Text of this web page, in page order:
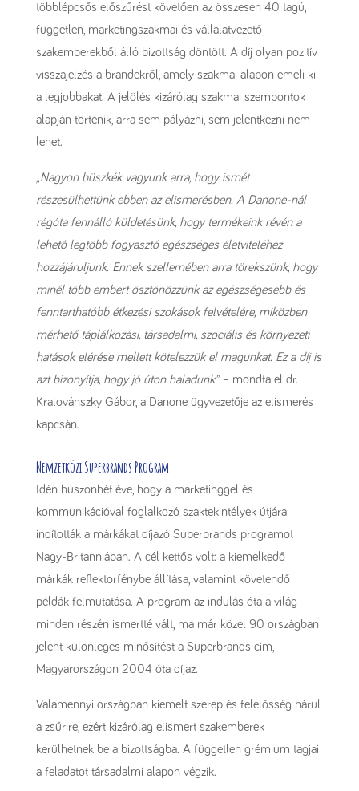
többlépcsős előszűrést követően az összesen 40 tagú,
független, marketingszakmai és vállalatvezető
szakemberekből álló bizottság döntött. A díj olyan pozitív
visszajelzés a brandekről, amely szakmai alapon emeli ki
a legjobbakat. A jelölés kizárólag szakmai szempontok
alapján történik, arra sem pályázni, sem jelentkezni nem
lehet.
„Nagyon büszkék vagyunk arra, hogy ismét
részesülhettünk ebben az elismerésben. A Danone-nál
régóta fennálló küldetésünk, hogy termékeink révén a
lehető legtöbb fogyasztó egészséges életviteléhez
hozzájáruljunk. Ennek szellemében arra törekszünk, hogy
minél több embert ösztönözzünk az egészségesebb és
fenntarthatóbb étkezési szokások felvételére, miközben
mérhető táplálkozási, társadalmi, szociális és környezeti
hatások elérése mellett kötelezzük el magunkat. Ez a díj is
azt bizonyítja, hogy jó úton haladunk”– mondta el dr.
Kralovánszky Gábor, a Danone ügyvezetője az elismerés
kapcsán.
Nemzetközi Superbrands Program
Idén huszonhét éve, hogy a marketinggel és
kommunikációval foglalkozó szaktekintélyek útjára
indították a márkákat díjazó Superbrands programot
Nagy-Britanniában. A cél kettős volt: a kiemelkedő
márkák reflektorfénybe állítása, valamint követendő
példák felmutatása. A program az indulás óta a világ
minden részén ismertté vált, ma már közel 90 országban
jelent különleges minősítést a Superbrands cím,
Magyarországon 2004 óta díjaz.
Valamennyi országban kiemelt szerep és felelősség hárul
a zsűrire, ezért kizárólag elismert szakemberek
kerülhetnek be a bizottságba. A független grémium tagjai
a feladatot társadalmi alapon végzik.